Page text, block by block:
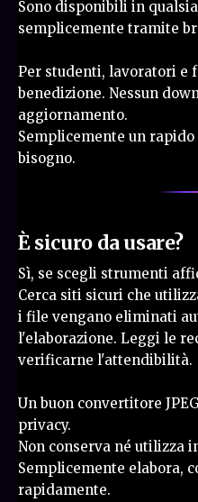
Sono disponibili in
semplicemente tramite
Per studenti, lavoratori e
benedizione. Nessun
aggiornamento.
Semplicemente un rapido
bisogno.
È sicuro da usare?
Sì, se scegli strumenti
Cerca siti sicuri che
i file vengano eliminati
l'elaborazione. Leggi le
verificarne l'attendibilità.
Un buon convertitore
privacy.
Non conserva né utilizza
Semplicemente elabora,
rapidamente.